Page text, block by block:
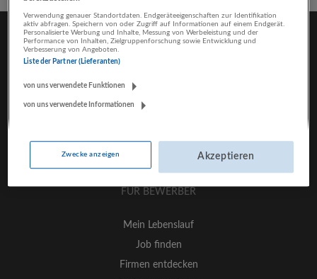
FÜR BEWERBER
Mein Lebenslauf
Job finden
Firmen entdecken
Verwendung genauer Standortdaten. Endgeräteeigenschaften zur Identifikation
aktiv abfragen. Speichern von oder Zugriff auf Informationen auf einem Endgerät.
Personalisierte Werbung und Inhalte, Messung von Werbeleistung und der
Performance von Inhalten, Zielgruppenforschung sowie Entwicklung und
Verbesserung von Angeboten.
Liste der Partner (Lieferanten)
von uns verwendete Funktionen
von uns verwendete Informationen
Zwecke anzeigen Akzeptieren